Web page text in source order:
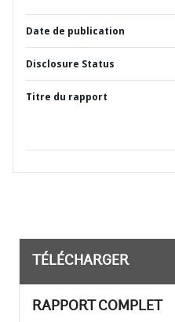
Date de publication
Disclosure Status
Titre du rapport
TÉLÉCHARGER
RAPPORT COMPLET